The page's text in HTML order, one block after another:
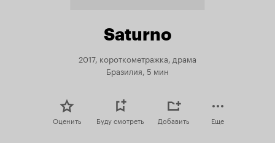
Saturno
2017, короткометражка, драма
Бразилия, 5 мин
Оценить Буду смотреть Добавить Еще